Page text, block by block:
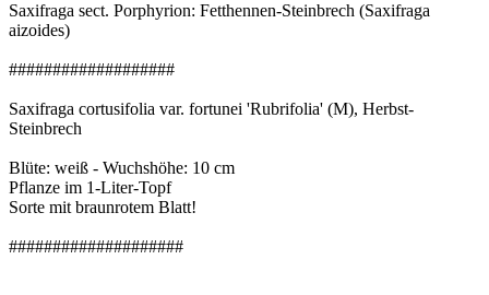
Saxifraga sect. Porphyrion: Fetthennen-Steinbrech (Saxifraga
aizoides)
###################
Saxifraga cortusifolia var. fortunei 'Rubrifolia' (M), Herbst-
Steinbrech
Blüte: weiß - Wuchshöhe: 10 cm
Pflanze im 1-Liter-Topf
Sorte mit braunrotem Blatt!
####################